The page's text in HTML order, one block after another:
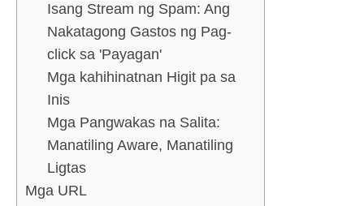
Isang Stream ng Spam: Ang
Nakatagong Gastos ng Pag-
click sa 'Payagan'
Mga kahihinatnan Higit pa sa
Inis
Mga Pangwakas na Salita:
Manatiling Aware, Manatiling
Ligtas
Mga URL